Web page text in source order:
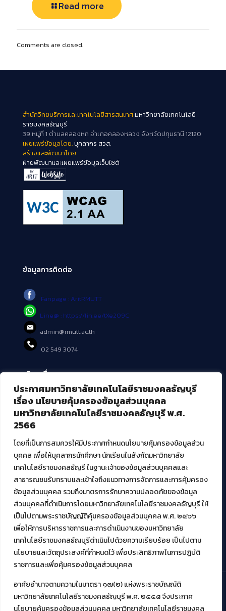
ประกาศมหาวิทยาลัยเทคโนโลยีราชมงคลธัญบุรี
เรื่อง นโยบายคุ้มครองข้อมูลส่วนบุคคล
มหาวิทยาลัยเทคโนโลยีราชมงคลธัญบุรี พ.ศ.
2566
โดยที่เป็นการสมควรให้มีประกาศกำหนดนโยบายคุ้มครองข้อมูลส่วน
บุคคล เพื่อให้บุคลากรนักศึกษา นักเรียนในสังกัดมหาวิทยาลัย
เทคโนโลยีราชมงคลธัญรี ในฐานะเจ้าของข้อมูลส่วนบุคคลและ
สาธารณชนรับทราบและเข้าใจถึงแนวทางการจัดการและการคุ้มครอง
ข้อมูลส่วนบุคคล รวมถึงมาตรการรักษาความปลอดภัยของข้อมูล
ส่วนบุคคลที่ดำเนินการโดยมหาวิทยาลัยเทคโนโลยีราชมงคลธัญบุรี ให้
เป็นไปตามพระราชบัญญัติคุ้มครองข้อมูลส่วนบุคคล พ.ศ. ๒๕๖๖
เพื่อให้การบริหารราชการและการดำเนินงานของมหาวิทยาลัย
เทคโนโลยีราชมงคลธัญบุรีดำเนินไปด้วยความเรียบร้อย เป็นไปตาม
นโยบายและวัตถุประสงค์ที่กำหนดไว้ เพื่อประสิทธิภาพในการปฏิบัติ
ราชการและเพื่อคุ้มครองข้อมูลส่วนบุคคล
อาศัยอำนาจตามความในมาตรา ๑๗(๒) แห่งพระราชบัญญัติ
มหาวิทยาลัยเทคโนโลยีราชมงคลธัญบุรี พ.ศ. ๒๕๔๘ จึงประกาศ
นโยบายคุ้มครองข้อมูลส่วนบุคคล มหาวิทยาลัยเทคโนโลยีราชมงคล
Read more
Comments are closed.
สำนักวิทยบริการและเทคโนโลยีสารสนเทศมหาวิทยาลัยเทคโนโลยี
ราชมงคลธัญบุรี
39 หมู่ที่ 1 ตำบลคลองหก อำเภอคลองหลวง จังหวัดปทุมธานี 12120
เผยแพร่ข้อมูลโดย.บุคลากร สวส.
สร้างและพัฒนาโดย.
ฝ่ายพัฒนาและเผยแพร่ข้อมูลเว็บไซต์
ข้อมูลการติดต่อ
Fanpage : AritRMUTT
Line@ : https://lin.ee/tXe209C
admin@rmutt.ac.th
02 549 3074
บริการอื่นๆ ของ สวส.
ศูนย์สื่อดิจิทัล
ศูนย์นวัตกรรมและความรู้
ศูนย์พัฒนาและบริการนวัตกรรมดิจิทัล
สมัยใหม่ (MoSeC)
งานบริการวิชาการให้กับหน่วยงานภายนอก
โครงการส่งเสริมและพัฒนาผู้ประกอบการ SME โดย. มทร.ธัญบุรี
กิจกรรมการเชื่อมโยงเครือข่ายผู้ให้บริการเครื่องจักรกลทางการ
เกษตร ภายใต้โครงการส่งเสริมการรแปรรูปสินค้าเกษตรระดับชุมชน
กรมส่งเสริมอุตสาหกรรม
โครงการยกระดับเศรษฐกิจและสังคมรายตำบลแบบบูรณาการ (1
ตำบล 1 มหาวิทยาลัย)
© 2021 สำนักวิทยบริการและเทคโนโลยีสารสนเทศ มหาวิทยาลัย